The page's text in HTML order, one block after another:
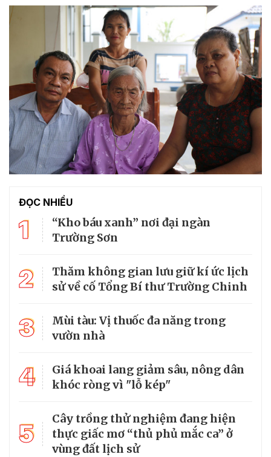
ĐỌC NHIỀU
1
“Kho báu xanh” nơi đại ngàn
Trường Sơn
2
Thăm không gian lưu giữ kí ức lịch
sử về cố Tổng Bí thư Trường Chinh
3
Mùi tàu: Vị thuốc đa năng trong
vườn nhà
4
Giá khoai lang giảm sâu, nông dân
khóc ròng vì "lỗ kép"
5
Cây trồng thử nghiệm đang hiện
thực giấc mơ “thủ phủ mắc ca” ở
vùng đất lịch sử